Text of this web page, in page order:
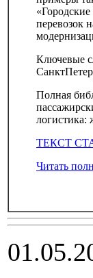
перевозок
Ключевые
Полная
ТЕКСТ
Читать